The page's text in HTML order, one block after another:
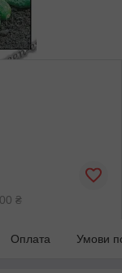
₴
Оплата Умови